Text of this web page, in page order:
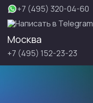
+7 (495) 320-04-60
Написать в Telegram
Москва
+7 (495) 152-23-23
Санкт-Петербург